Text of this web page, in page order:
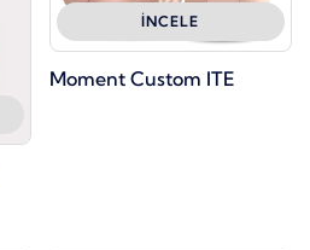
İNCELE
Moment Custom ITE